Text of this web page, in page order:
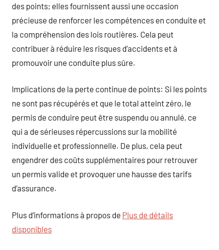
des points; elles fournissent aussi une occasion
précieuse de renforcer les compétences en conduite et
la compréhension des lois routières. Cela peut
contribuer à réduire les risques d’accidents et à
promouvoir une conduite plus sûre.
Implications de la perte continue de points: Si les points
ne sont pas récupérés et que le total atteint zéro, le
permis de conduire peut être suspendu ou annulé, ce
qui a de sérieuses répercussions sur la mobilité
individuelle et professionnelle. De plus, cela peut
engendrer des coûts supplémentaires pour retrouver
un permis valide et provoquer une hausse des tarifs
d’assurance.
Plus d’informations à propos de Plus de détails
disponibles